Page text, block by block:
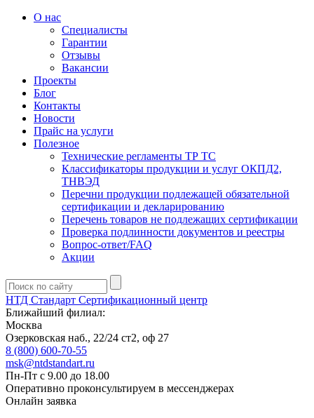
О нас
Специалисты
Гарантии
Отзывы
Вакансии
Проекты
Блог
Контакты
Новости
Прайс на услуги
Полезное
Технические регламенты ТР ТС
Классификаторы продукции и услуг ОКПД2,
ТНВЭД
Перечни продукции подлежащей обязательной
сертификации и декларированию
Перечень товаров не подлежащих сертификации
Проверка подлинности документов и реестры
Вопрос-ответ/FAQ
Акции
НТД Стандарт Сертификационный центр
Ближайший филиал:
Москва
Озерковская наб., 22/24 ст2, оф 27
8 (800) 600-70-55
msk@ntdstandart.ru
Пн-Пт с 9.00 до 18.00
Оперативно проконсультируем в мессенджерах
Онлайн заявка